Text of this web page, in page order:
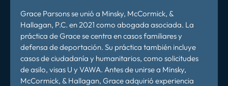
Grace Parsons se unió a Minsky, McCormick, &
Hallagan, P.C. en 2021 como abogada asociada. La
práctica de Grace se centra en casos familiares y
defensa de deportación. Su práctica también incluye
casos de ciudadanía y humanitarios, como solicitudes
de asilo, visas U y VAWA. Antes de unirse a Minsky,
McCormick, & Hallagan, Grace adquirió experiencia